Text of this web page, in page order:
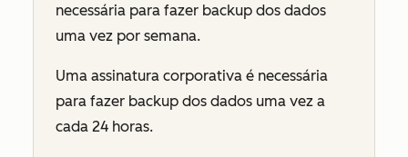
necessária para fazer backup dos dados
uma vez por semana.
Uma assinatura corporativa é necessária
para fazer backup dos dados uma vez a
cada 24 horas.